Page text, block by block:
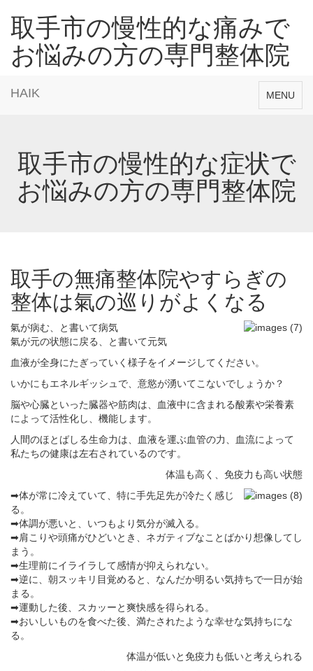
取手市の慢性的な痛みで
お悩みの方の専門整体院
Toggle
navigation
MENU
HAIK
取手市の慢性的な症状で
お悩みの方の専門整体院
取手の無痛整体院やすらぎの
整体は氣の巡りがよくなる
氣が病む、と書いて病気
氣が元の状態に戻る、と書いて元気
血液が全身にたぎっていく様子をイメージしてください。
いかにもエネルギッシュで、意慾が湧いてこないでしょうか？
脳や心臓といった臓器や筋肉は、血液中に含まれる酸素や栄養素
によって活性化し、機能します。
人間のほとばしる生命力は、血液を運ぶ血管の力、血流によって
私たちの健康は左右されているのです。
体温も高く、免疫力も高い状態
➡体が常に冷えていて、特に手先足先が冷たく感じ
る。
➡体調が悪いと、いつもより気分が滅入る。
➡肩こりや頭痛がひどいとき、ネガティブなことばかり想像してし
まう。
➡生理前にイライラして感情が抑えられない。
➡逆に、朝スッキリ目覚めると、なんだか明るい気持ちで一日が始
まる。
➡運動した後、スカッーと爽快感を得られる。
➡おいしいものを食べた後、満たされたような幸せな気持ちにな
る。
体温が低いと免疫力も低いと考えられる